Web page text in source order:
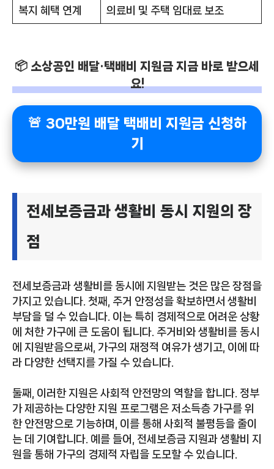
복지 혜택 연계 의료비 및 주택 임대료 보조
📦 소상공인 배달·택배비 지원금 지금 바로 받으세
요!
🚨 30만원 배달 택배비 지원금 신청하
기
전세보증금과 생활비 동시 지원의 장
점
전세보증금과 생활비를 동시에 지원받는 것은 많은 장점을
가지고 있습니다. 첫째, 주거 안정성을 확보하면서 생활비
부담을 덜 수 있습니다. 이는 특히 경제적으로 어려운 상황
에 처한 가구에 큰 도움이 됩니다. 주거비와 생활비를 동시
에 지원받음으로써, 가구의 재정적 여유가 생기고, 이에 따
라 다양한 선택지를 가질 수 있습니다.
둘째, 이러한 지원은 사회적 안전망의 역할을 합니다. 정부
가 제공하는 다양한 지원 프로그램은 저소득층 가구를 위
한 안전망으로 기능하며, 이를 통해 사회적 불평등을 줄이
는 데 기여합니다. 예를 들어, 전세보증금 지원과 생활비 지
원을 통해 가구의 경제적 자립을 도모할 수 있습니다.